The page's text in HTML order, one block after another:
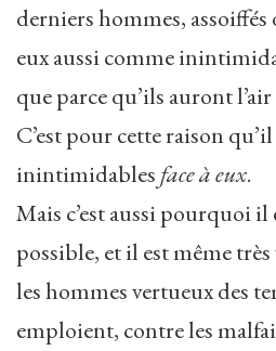
derniers hommes,
eux aussi comme
que parce qu’ils auront
C’est pour cette raison
inintimidables face à eux.
Mais c’est aussi pourquoi
possible, et il est même
les hommes vertueux des
emploient, contre les